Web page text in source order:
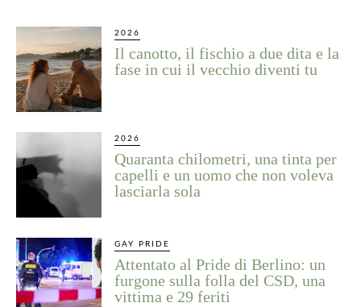
2026
Il canotto, il fischio a due dita e la
fase in cui il vecchio diventi tu
2026
Quaranta chilometri, una tinta per
capelli e un uomo che non voleva
lasciarla sola
GAY PRIDE
Attentato al Pride di Berlino: un
furgone sulla folla del CSD, una
vittima e 29 feriti